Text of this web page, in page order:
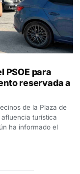
PSOE para
reservada a
de la Plaza de
turística
ha informado el